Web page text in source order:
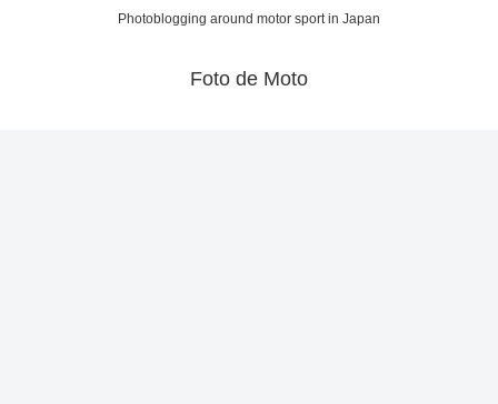
Photoblogging around motor sport in Japan
Foto de Moto